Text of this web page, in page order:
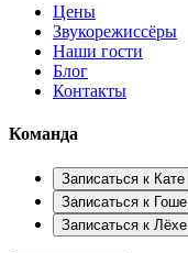
Цены
Звукорежиссёры
Наши гости
Блог
Контакты
Команда
Записаться к Кате
Записаться к Гоше
Записаться к Лёхе